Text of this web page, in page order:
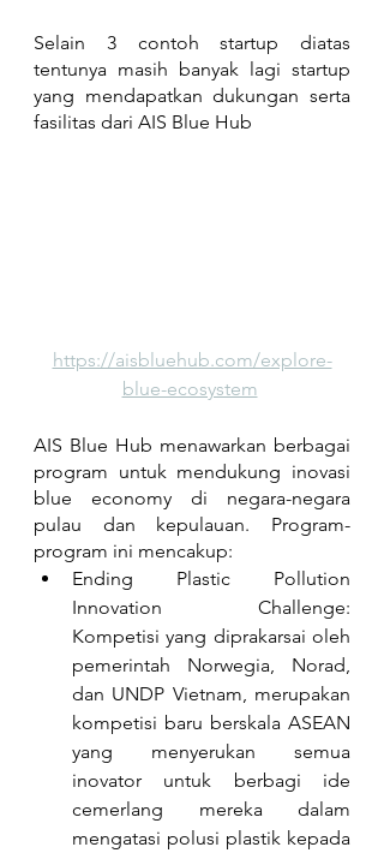
Selain 3 contoh startup diatas
tentunya masih banyak lagi startup
yang mendapatkan dukungan serta
fasilitas dari AIS Blue Hub
https://aisbluehub.com/explore-
blue-ecosystem
AIS Blue Hub menawarkan berbagai
program untuk mendukung inovasi
blue economy di negara-negara
pulau dan kepulauan. Program-
program ini mencakup:
Ending Plastic Pollution
Innovation Challenge:
Kompetisi yang diprakarsai oleh
pemerintah Norwegia, Norad,
dan UNDP Vietnam, merupakan
kompetisi baru berskala ASEAN
yang menyerukan semua
inovator untuk berbagi ide
cemerlang mereka dalam
mengatasi polusi plastik kepada